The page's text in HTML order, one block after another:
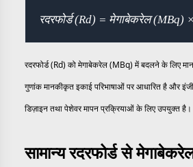
रदरफोर्ड (Rd) = मेगाबेकरेल (MBq)
रदरफोर्ड (Rd) को मेगाबेकरेल (MBq) में बदलने के लिए
गुणांक मानकीकृत इकाई परिभाषाओं पर आधारित है और
डिज़ाइन तथा पेशेवर मापन प्रक्रियाओं के लिए उपयुक्त है।
सामान्य रदरफोर्ड से